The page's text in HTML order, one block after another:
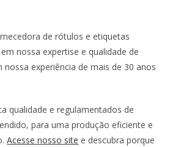
de rótulos e etiquetas
nossa expertise e qualidade de
experiência de mais de 30 anos
qualidade e regulamentados de
para uma produção eficiente e
Acesse nosso site e descubra porque